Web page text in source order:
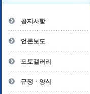
- 피해상담사 1급
- 전문수련감독자
- 전문수련기관
공지사항
언론보도
포토갤러리
규정ㆍ양식